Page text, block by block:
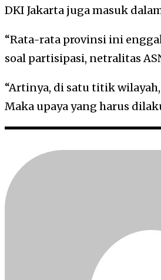
DKI Jakarta juga masuk
“Rata-rata provinsi ini
soal partisipasi, netralitas
“Artinya, di satu titik
Maka upaya yang harus